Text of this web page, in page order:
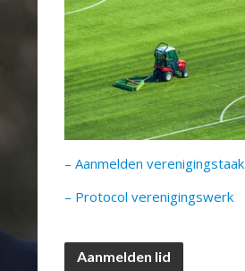
– Aanmelden verenigingstaak
– Protocol verenigingswerk
Aanmelden lid